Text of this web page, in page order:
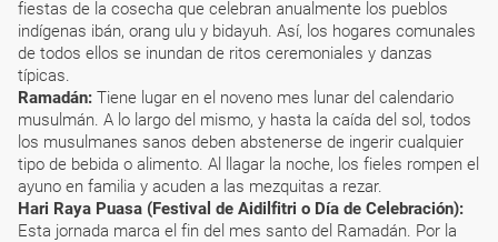
fiestas de la cosecha que celebran anualmente los pueblos
indígenas ibán, orang ulu y bidayuh. Así, los hogares comunales
de todos ellos se inundan de ritos ceremoniales y danzas
típicas.
Ramadán: Tiene lugar en el noveno mes lunar del calendario
musulmán. A lo largo del mismo, y hasta la caída del sol, todos
los musulmanes sanos deben abstenerse de ingerir cualquier
tipo de bebida o alimento. Al llagar la noche, los fieles rompen el
ayuno en familia y acuden a las mezquitas a rezar.
Hari Raya Puasa (Festival de Aidilfitri o Día de Celebración):
Esta jornada marca el fin del mes santo del Ramadán. Por la